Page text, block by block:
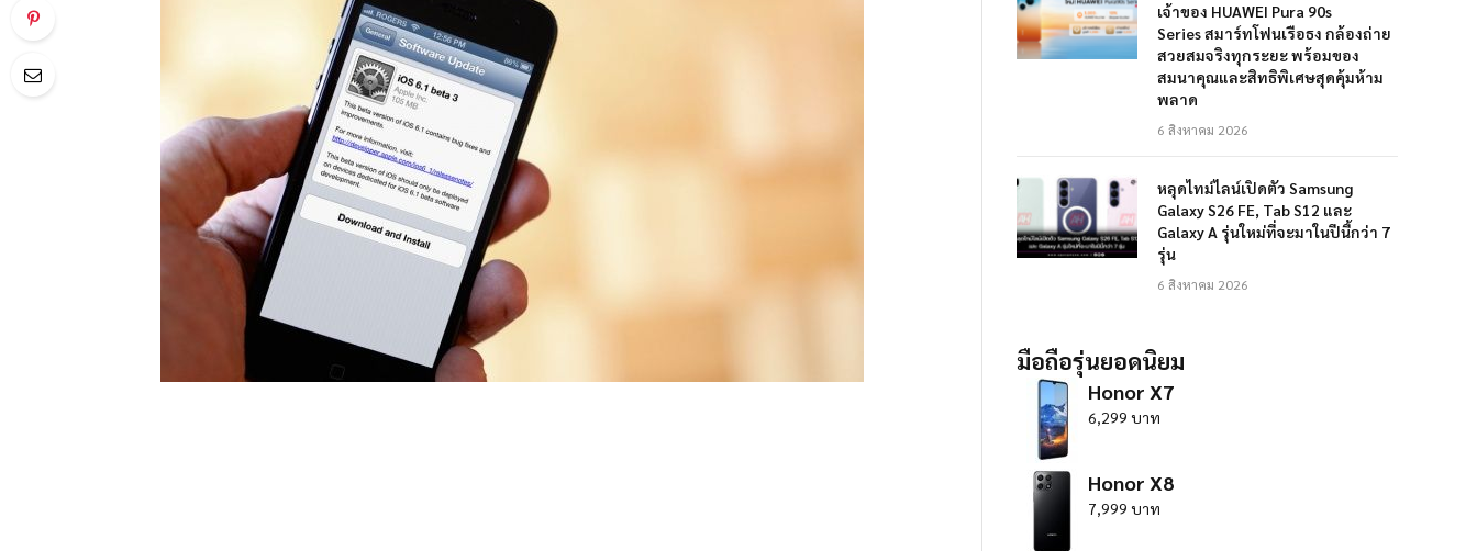
เจ้าของ HUAWEI Pura 90s
Series สมาร์ทโฟนเรือธง กล้องถ่าย
สวยสมจริงทุกระยะ พร้อมของ
สมนาคุณและสิทธิพิเศษสุดคุ้มห้าม
พลาด
6 สิงหาคม 2026
หลุดไทม์ไลน์เปิดตัว Samsung
Galaxy S26 FE, Tab S12 และ
Galaxy A รุ่นใหม่ที่จะมาในปีนี้กว่า 7
รุ่น
6 สิงหาคม 2026
มือถือรุ่นยอดนิยม
Honor X7
6,299 บาท
Honor X8
7,999 บาท